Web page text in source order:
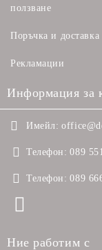
ползване
Поръчка и доставка
Рекламации
Информация за
Имейл:
Телефон: 089
Телефон: 089
Ние работим с